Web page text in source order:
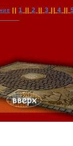
||1 || 2 || 3 ||4 ||